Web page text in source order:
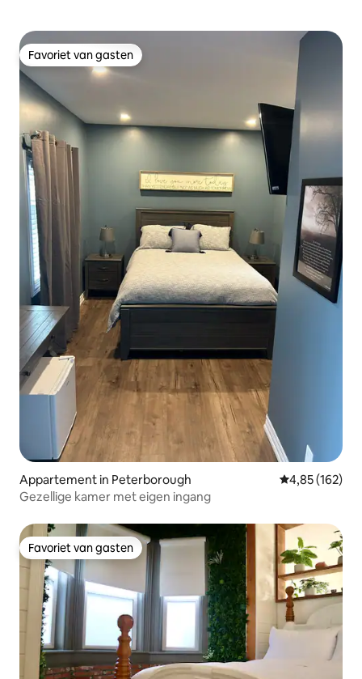
Favoriet van gasten
Favoriet van gasten
Appartement in Peterborough Gemiddelde
4,85 (162)
Gezellige kamer met eigen ingang
Favoriet van gasten
Favoriet van gasten